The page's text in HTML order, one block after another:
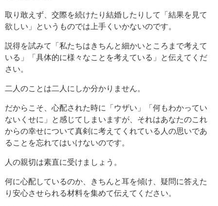
取り敢えず、交際を続けたり結婚したりして「結果を見て
欲しい」というものでは上手くいかないのです。
説得を試みて「私たちはきちんと細かいところまで考えて
いる」「具体的に様々なことを考えている」と伝えてくだ
さい。
二人のことは二人にしか分かりません。
だからこそ、心配された時に「ウザい」「何もわかってい
ないくせに」と感じてしまいますが、それはあなたのこれ
からの幸せについて真剣に考えてくれている人の思いであ
ることを忘れてはいけないのです。
人の親切は素直に受けましょう。
何に心配しているのか、きちんと耳を傾け、疑問に答えた
り安心させられる材料を集めて伝えてください。